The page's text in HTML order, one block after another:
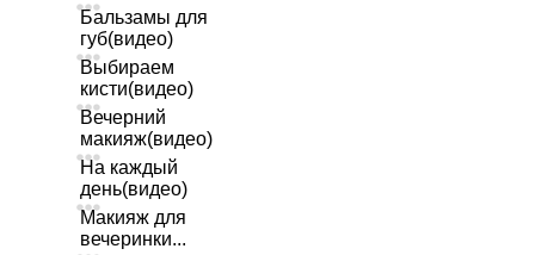
Бальзамы для
губ(видео)
Выбираем
кисти(видео)
Вечерний
макияж(видео)
На каждый
день(видео)
Макияж для
вечеринки...